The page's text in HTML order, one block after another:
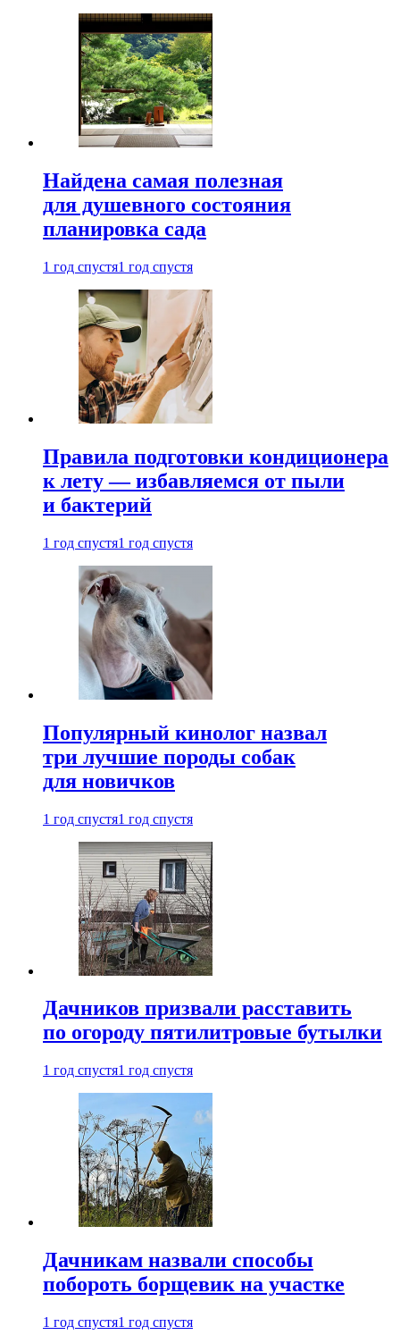
Найдена самая полезная
для душевного состояния
планировка сада
1 год спустя1 год спустя
Правила подготовки кондиционера
к лету — избавляемся от пыли
и бактерий
1 год спустя1 год спустя
Популярный кинолог назвал
три лучшие породы собак
для новичков
1 год спустя1 год спустя
Дачников призвали расставить
по огороду пятилитровые бутылки
1 год спустя1 год спустя
Дачникам назвали способы
побороть борщевик на участке
1 год спустя1 год спустя